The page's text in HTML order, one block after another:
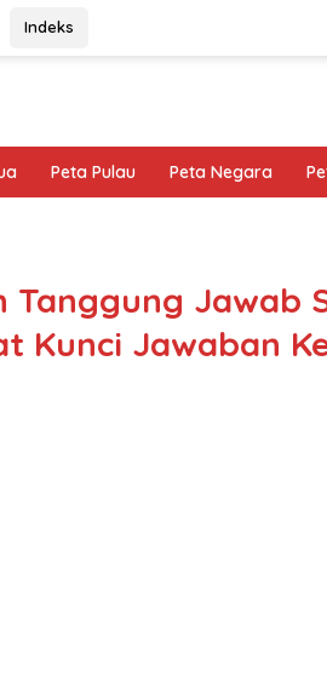
Indeks
Peta Pulau Peta Negara
Tanggung Jawab
Kunci Jawaban